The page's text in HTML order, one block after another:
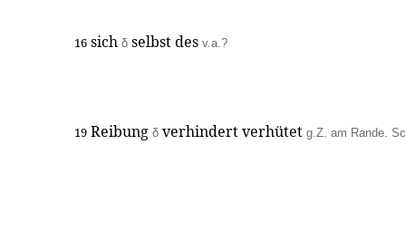
16 sich δ selbst des v.a.?
19 Reibung δ verhindert verhütet g.Z. am Rande.